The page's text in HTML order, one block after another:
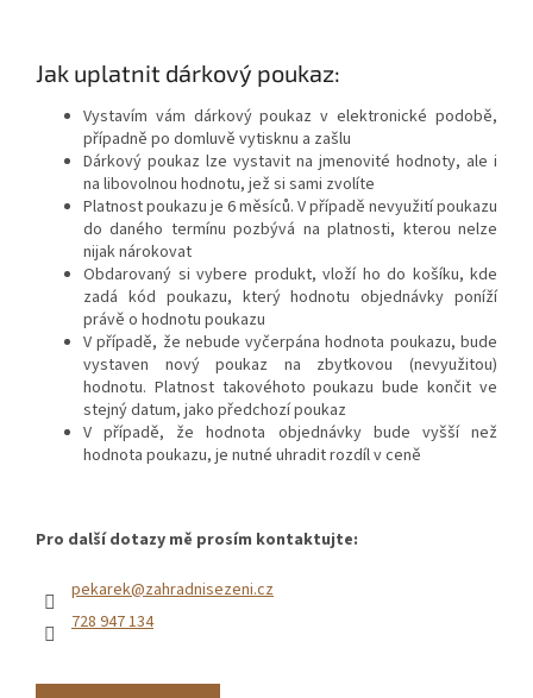
Jak uplatnit dárkový poukaz:
Vystavím vám dárkový poukaz v elektronické podobě,
případně po domluvě vytisknu a zašlu
Dárkový poukaz lze vystavit na jmenovité hodnoty, ale i
na libovolnou hodnotu, jež si sami zvolíte
Platnost poukazu je 6 měsíců. V případě nevyužití poukazu
do daného termínu pozbývá na platnosti, kterou nelze
nijak nárokovat
Obdarovaný si vybere produkt, vloží ho do košíku, kde
zadá kód poukazu, který hodnotu objednávky poníží
právě o hodnotu poukazu
V případě, že nebude vyčerpána hodnota poukazu, bude
vystaven nový poukaz na zbytkovou (nevyužitou)
hodnotu. Platnost takovéhoto poukazu bude končit ve
stejný datum, jako předchozí poukaz
V případě, že hodnota objednávky bude vyšší než
hodnota poukazu, je nutné uhradit rozdíl v ceně
Pro další dotazy mě prosím kontaktujte:
pekarek@zahradnisezeni.cz
728 947 134